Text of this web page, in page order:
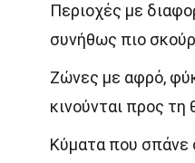
Περιοχές με
συνήθως πιο
Ζώνες με αφρό,
κινούνται προς τη
Κύματα που σπάνε